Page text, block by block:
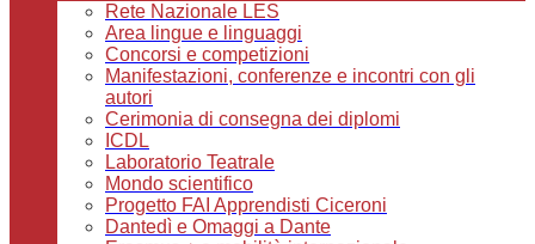
Rete Nazionale LES
Area lingue e linguaggi
Concorsi e competizioni
Manifestazioni, conferenze e incontri con gli
autori
Cerimonia di consegna dei diplomi
ICDL
Laboratorio Teatrale
Mondo scientifico
Progetto FAI Apprendisti Ciceroni
Dantedì e Omaggi a Dante